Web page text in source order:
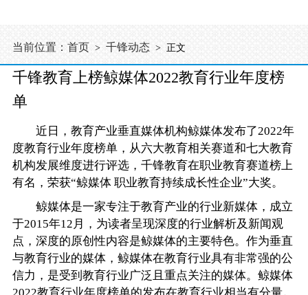
当前位置： 首页 > 千锋动态 > 正文
千锋教育上榜鲸媒体2022教育行业年度榜
单
近日，教育产业垂直媒体机构鲸媒体发布了2022年
度教育行业年度榜单，从六大教育相关赛道和七大教育
机构发展维度进行评选，千锋教育在职业教育赛道榜上
有名，荣获“鲸媒体 职业教育持续成长性企业”大奖。
鲸媒体是一家专注于教育产业的行业新媒体，成立
于2015年12月，为读者呈现深度的行业解析及新闻观
点，深度的原创性内容是鲸媒体的主要特色。作为垂直
与教育行业的媒体，鲸媒体在教育行业具有非常强的公
信力，是受到教育行业广泛且重点关注的媒体。鲸媒体